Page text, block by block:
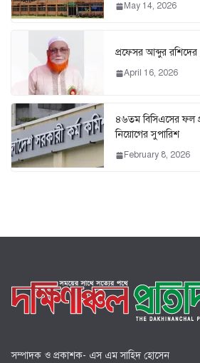
May 14, 2026
প্রফেসর আব্দুর রশিদের
April 16, 2026
৪৬তম বিসিএসের ফল
নিয়োগের সুপারিশ
February 8, 2026
সম্পাদক ও প্রকাশক- এস এম সাহিদ হোসেন